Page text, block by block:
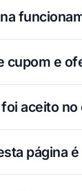
cupom e
aceito
página é